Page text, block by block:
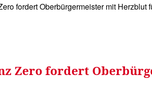
fordert Oberbürgermeister mit Herzblut
Zero fordert